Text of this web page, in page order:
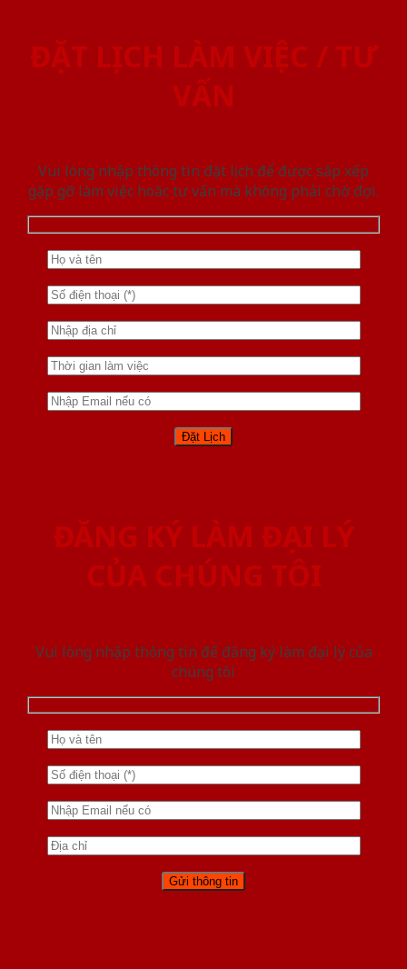
ĐẶT LỊCH LÀM VIỆC / TƯ
VẤN
Vui lòng nhập thông tin đặt lịch để được sắp xếp
gặp gỡ làm việc hoăc tư vấn mà không phải chờ đợi.
ĐĂNG KÝ LÀM ĐẠI LÝ
CỦA CHÚNG TÔI
Vui lòng nhập thông tin để đăng ký làm đại lý của
chúng tôi